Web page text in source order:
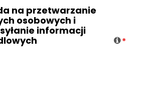
na przetwarzanie
osobowych i
informacji
*